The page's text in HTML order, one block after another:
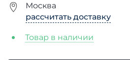
Москва
рассчитать доставку
Товар в наличии